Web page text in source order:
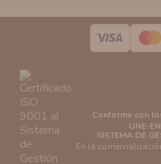
Conforme con
UNE-
SISTEMA DE
En la